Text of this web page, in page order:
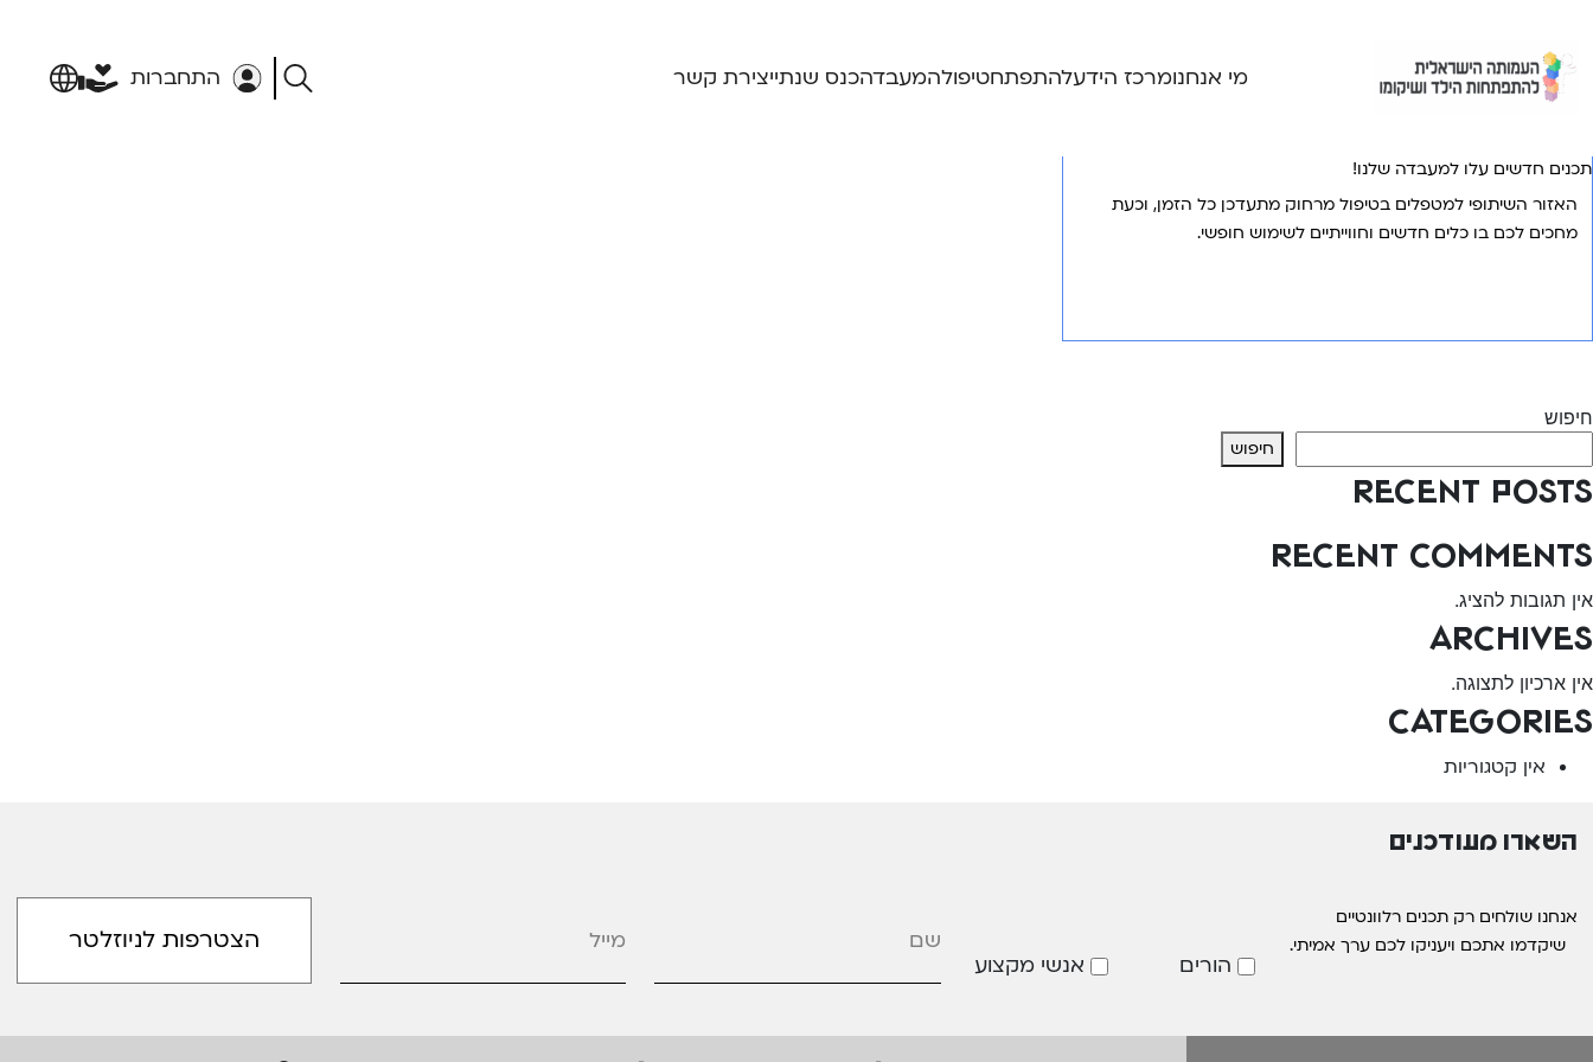
content
מי אנחנומרכז הידעלהתפתחטיפולהמעבדהכנס שנתייצירת קשר התחברות
תכנים חדשים עלו למעבדה שלנו!
האזור השיתופי למטפלים בטיפול מרחוק מתעדכן כל הזמן, וכעת
מחכים לכם בו כלים חדשים וחווייתיים לשימוש חופשי.
חיפוש
חיפוש
Recent Posts
Recent Comments
אין תגובות להציג.
Archives
אין ארכיון לתצוגה.
Categories
אין קטגוריות
השארו מעודכנים
אנחנו שולחים רק תכנים רלוונטיים
שיקדמו אתכם ויעניקו לכם ערך אמיתי.
הורים אנשי מקצוע